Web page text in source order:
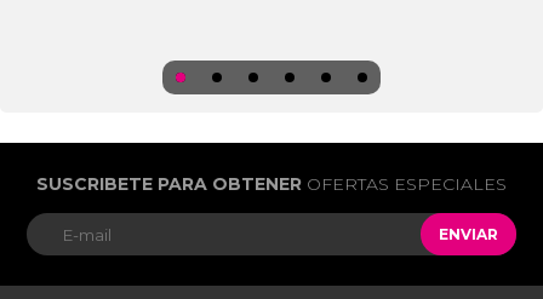
SUSCRIBETE PARA OBTENER OFERTAS ESPECIALES
ENVIAR